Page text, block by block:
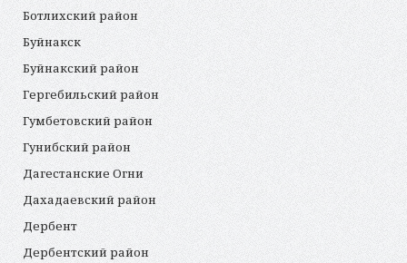
Ботлихский район
Буйнакск
Буйнакский район
Гергебильский район
Гумбетовский район
Гунибский район
Дагестанские Огни
Дахадаевский район
Дербент
Дербентский район